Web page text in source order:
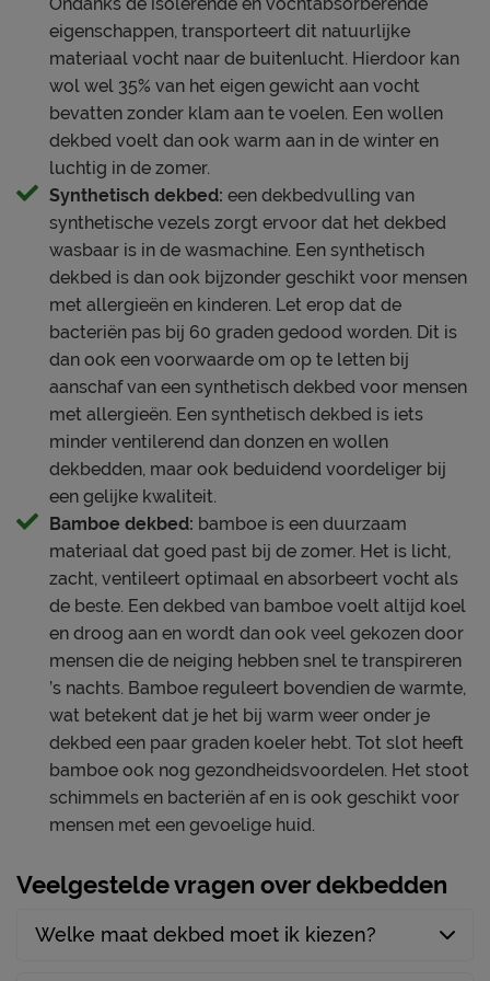
eigenschappen, transporteert dit natuurlijke
materiaal vocht naar de buitenlucht. Hierdoor kan
wol wel 35% van het eigen gewicht aan vocht
bevatten zonder klam aan te voelen. Een wollen
dekbed voelt dan ook warm aan in de winter en
luchtig in de zomer.
Synthetisch dekbed: een dekbedvulling van
synthetische vezels zorgt ervoor dat het dekbed
wasbaar is in de wasmachine. Een synthetisch
dekbed is dan ook bijzonder geschikt voor mensen
met allergieën en kinderen. Let erop dat de
bacteriën pas bij 60 graden gedood worden. Dit is
dan ook een voorwaarde om op te letten bij
aanschaf van een synthetisch dekbed voor mensen
met allergieën. Een synthetisch dekbed is iets
minder ventilerend dan donzen en wollen
dekbedden, maar ook beduidend voordeliger bij
een gelijke kwaliteit.
Bamboe dekbed: bamboe is een duurzaam
materiaal dat goed past bij de zomer. Het is licht,
zacht, ventileert optimaal en absorbeert vocht als
de beste. Een dekbed van bamboe voelt altijd koel
en droog aan en wordt dan ook veel gekozen door
mensen die de neiging hebben snel te transpireren
’s nachts. Bamboe reguleert bovendien de warmte,
wat betekent dat je het bij warm weer onder je
dekbed een paar graden koeler hebt. Tot slot heeft
bamboe ook nog gezondheidsvoordelen. Het stoot
schimmels en bacteriën af en is ook geschikt voor
mensen met een gevoelige huid.
Veelgestelde vragen over dekbedden
Welke maat dekbed moet ik kiezen?